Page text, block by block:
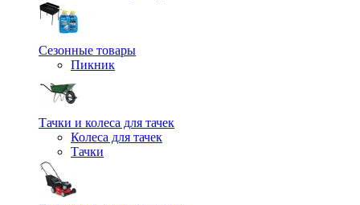
Сезонные товары
Пикник
Тачки и колеса для тачек
Колеса для тачек
Тачки